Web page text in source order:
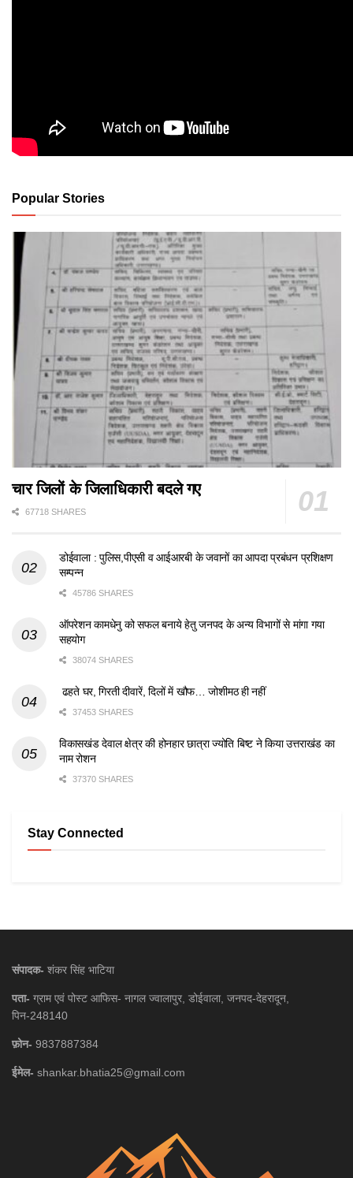
Popular Stories
चार जिलों के जिलाधिकारी बदले गए
67718 SHARES
डोईवाला : पुलिस,पीएसी व आईआरबी के जवानों का आपदा प्रबंधन प्रशिक्षण
सम्पन्न
45786 SHARES
ऑपरेशन कामधेनु को सफल बनाये हेतु जनपद के अन्य विभागों से मांगा गया
सहयोग
38074 SHARES
ढहते घर, गिरती दीवारें, दिलों में खौफ… जोशीमठ ही नहीं
37453 SHARES
विकासखंड देवाल क्षेत्र की होनहार छात्रा ज्योति बिष्ट ने किया उत्तराखंड का
नाम रोशन
37370 SHARES
Stay Connected
संपादक- शंकर सिंह भाटिया
पता- ग्राम एवं पोस्ट आफिस- नागल ज्वालापुर, डोईवाला, जनपद-देहरादून,
पिन-248140
फ़ोन- 9837887384
ईमेल- shankar.bhatia25@gmail.com